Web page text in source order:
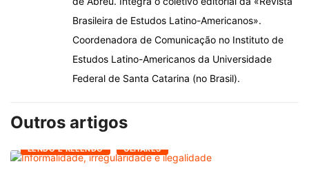
Brasileira de Estudos Latino-Americanos».
Coordenadora de Comunicação no Instituto de
Estudos Latino-Americanos da Universidade
Federal de Santa Catarina (no Brasil).
Outros artigos
LENDO E RELENDO OLHARES